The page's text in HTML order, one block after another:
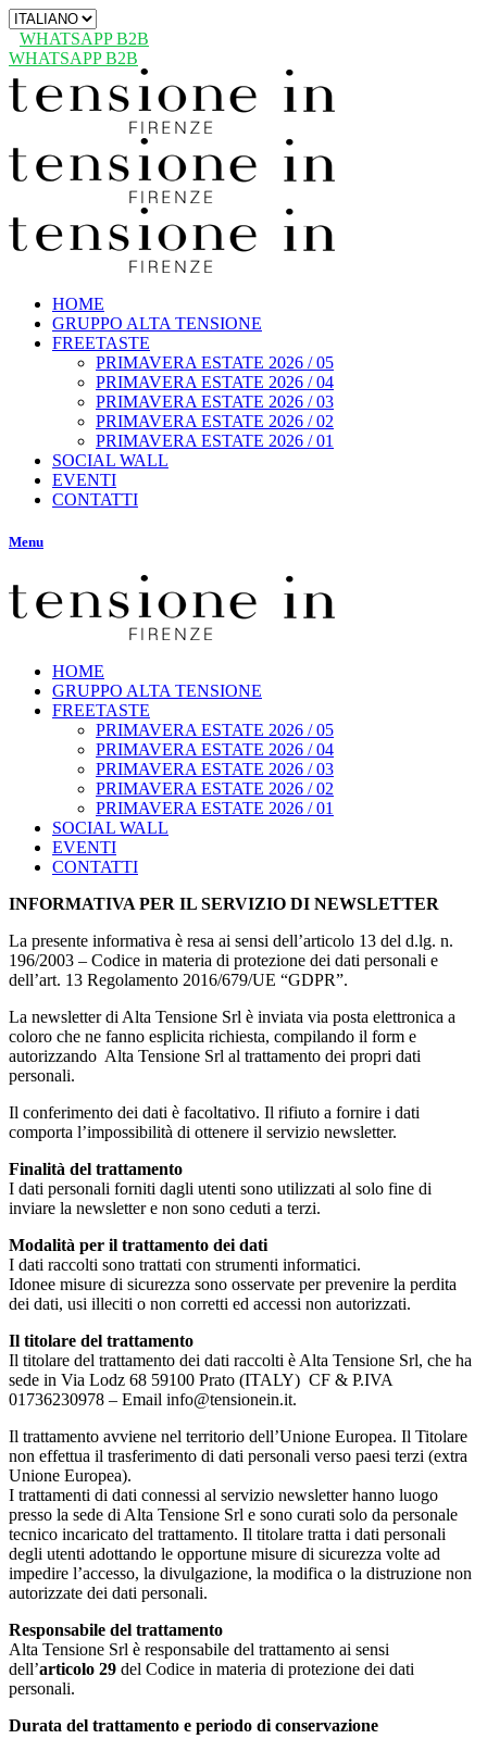
Scegli
una
lingua
WHATSAPP B2B
WHATSAPP B2B
HOME
GRUPPO ALTA TENSIONE
FREETASTE
PRIMAVERA ESTATE 2026 / 05
PRIMAVERA ESTATE 2026 / 04
PRIMAVERA ESTATE 2026 / 03
PRIMAVERA ESTATE 2026 / 02
PRIMAVERA ESTATE 2026 / 01
SOCIAL WALL
EVENTI
CONTATTI
Menu
HOME
GRUPPO ALTA TENSIONE
FREETASTE
PRIMAVERA ESTATE 2026 / 05
PRIMAVERA ESTATE 2026 / 04
PRIMAVERA ESTATE 2026 / 03
PRIMAVERA ESTATE 2026 / 02
PRIMAVERA ESTATE 2026 / 01
SOCIAL WALL
EVENTI
CONTATTI
INFORMATIVA PER IL SERVIZIO DI NEWSLETTER
La presente informativa è resa ai sensi dell’articolo 13 del d.lg. n.
196/2003 – Codice in materia di protezione dei dati personali e
dell’art. 13 Regolamento 2016/679/UE “GDPR”.
La newsletter di Alta Tensione Srl è inviata via posta elettronica a
coloro che ne fanno esplicita richiesta, compilando il form e
autorizzando Alta Tensione Srl al trattamento dei propri dati
personali.
Il conferimento dei dati è facoltativo. Il rifiuto a fornire i dati
comporta l’impossibilità di ottenere il servizio newsletter.
Finalità del trattamento
I dati personali forniti dagli utenti sono utilizzati al solo fine di
inviare la newsletter e non sono ceduti a terzi.
Modalità per il trattamento dei dati
I dati raccolti sono trattati con strumenti informatici.
Idonee misure di sicurezza sono osservate per prevenire la perdita
dei dati, usi illeciti o non corretti ed accessi non autorizzati.
Il titolare del trattamento
Il titolare del trattamento dei dati raccolti è Alta Tensione Srl, che ha
sede in Via Lodz 68 59100 Prato (ITALY) CF & P.IVA
01736230978 – Email info@tensionein.it.
Il trattamento avviene nel territorio dell’Unione Europea. Il Titolare
non effettua il trasferimento di dati personali verso paesi terzi (extra
Unione Europea).
I trattamenti di dati connessi al servizio newsletter hanno luogo
presso la sede di Alta Tensione Srl e sono curati solo da personale
tecnico incaricato del trattamento. Il titolare tratta i dati personali
degli utenti adottando le opportune misure di sicurezza volte ad
impedire l’accesso, la divulgazione, la modifica o la distruzione non
autorizzate dei dati personali.
Responsabile del trattamento
Alta Tensione Srl è responsabile del trattamento ai sensi
dell’articolo 29 del Codice in materia di protezione dei dati
personali.
Durata del trattamento e periodo di conservazione